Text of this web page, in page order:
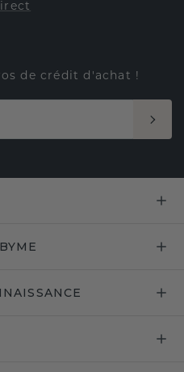
de crédit d'achat !